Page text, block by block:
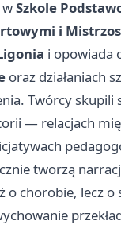
wSzkole
i
i opowiada
oraz działaniach
Twórcy skupili
— relacjach
tworzą
o chorobie, lecz o